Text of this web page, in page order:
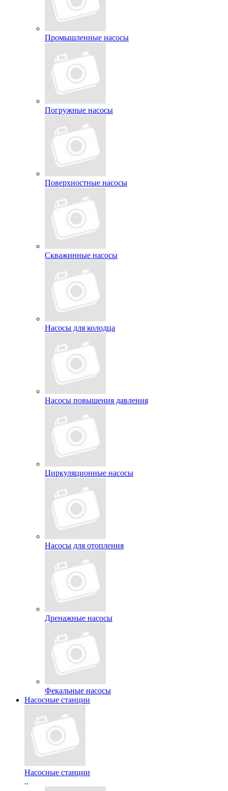
Промышленные насосы
Погружные насосы
Поверхностные насосы
Скважинные насосы
Насосы для колодца
Насосы повышения давления
Циркуляционные насосы
Насосы для отопления
Дренажные насосы
Фекальные насосы
Насосные станции
Насосные станции
..